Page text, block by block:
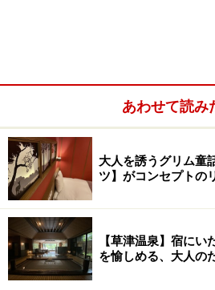
あたたかそうな湯気をあげる「湯
り、その先にある関所跡や、立
しょう。
硫黄の香りとともに流れ落ちる伊香
あわせて読み
大人を誘うグリム童
ツ】がコンセプトの
【草津温泉】宿に
を愉しめる、大人の